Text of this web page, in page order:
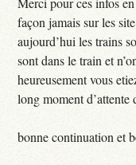
façon jamais sur les
aujourd’hui les trains
sont dans le train et
heureusement vous
long moment d’attente
bonne continuation et